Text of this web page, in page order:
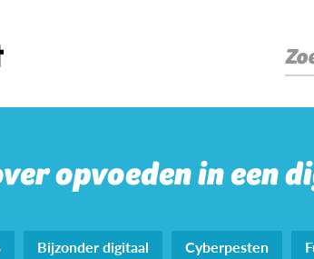
opvoeden in een
Bijzonder digitaal Cyberpesten